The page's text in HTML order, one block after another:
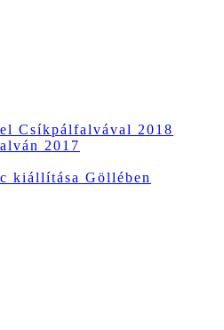
Csíkpálfalvával 2018
2017
kiállítása Göllében